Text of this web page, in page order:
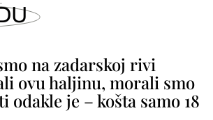
na zadarskoj rivi
ovu haljinu, morali smo
odakle je – košta samo 18